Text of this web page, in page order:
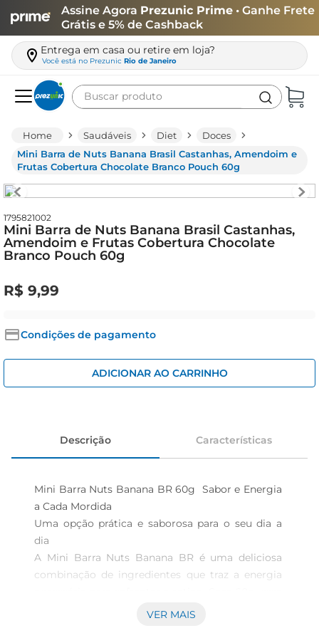
Assine Agora Prezunic Prime • Ganhe Frete
Grátis e 5% de Cashback
Entrega em casa ou retire em loja?
Você está no Prezunic Rio de Janeiro
Buscar produto
Saudáveis Diet
Doces
Mini Barra de Nuts Banana Brasil Castanhas, Amendoim e
Frutas Cobertura Chocolate Branco Pouch 60g
1795821002
Mini Barra de Nuts Banana Brasil Castanhas,
Amendoim e Frutas Cobertura Chocolate
Branco Pouch 60g
R$ 9,99
Condições de pagamento
ADICIONAR AO CARRINHO
Descrição Características
Mini Barra Nuts Banana BR 60g  Sabor e Energia
a Cada Mordida
Uma opção prática e saborosa para o seu dia a
dia
A Mini Barra Nuts Banana BR é uma deliciosa
combinação de ingredientes que traz a energia
barra éperfeita para quem busca um lanche
VER MAIS
leite
café
queijo
arroz
azeite
papel higiênico